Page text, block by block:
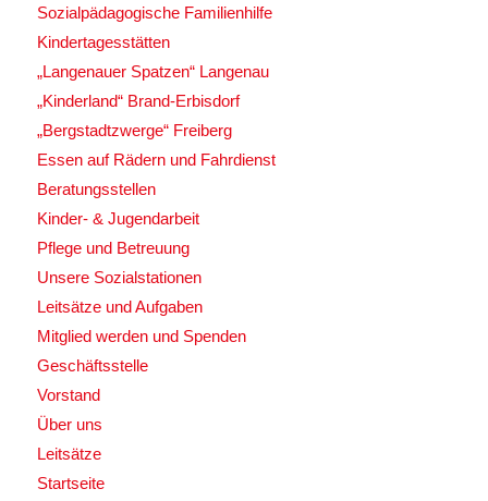
Sozialpädagogische Familienhilfe
Kindertagesstätten
„Langenauer Spatzen“ Langenau
„Kinderland“ Brand-Erbisdorf
„Bergstadtzwerge“ Freiberg
Essen auf Rädern und Fahrdienst
Beratungsstellen
Kinder- & Jugendarbeit
Pflege und Betreuung
Unsere Sozialstationen
Leitsätze und Aufgaben
Mitglied werden und Spenden
Geschäftsstelle
Vorstand
Über uns
Leitsätze
Startseite